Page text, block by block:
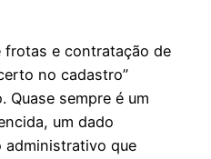
frotas e contratação de
no cadastro”
Quase sempre é um
um dado
administrativo que